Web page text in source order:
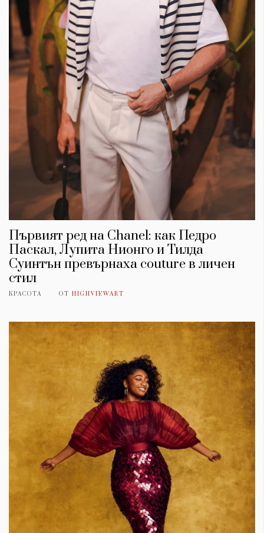
Първият ред на Chanel: как Педро
Паскал, Лупита Нионго и Тилда
Суинтън превърнаха couture в личен
стил
КРАСОТА ОТ HIGHVIEWART